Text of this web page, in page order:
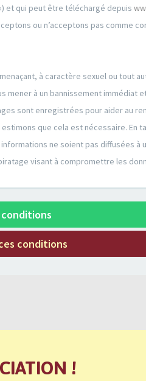
et qui peut être téléchargé depuis
ou n’acceptons pas comme
à caractère sexuel ou tout
à un bannissement immédiat
sont enregistrées pour aider au
que cela est nécessaire. En
ne soient pas diffusées
visant à compromettre les
conditions
!